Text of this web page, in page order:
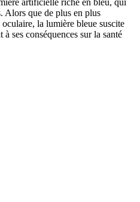
Alors que de plus en plus
oculaire, la lumière bleue suscite
ses conséquences sur la santé